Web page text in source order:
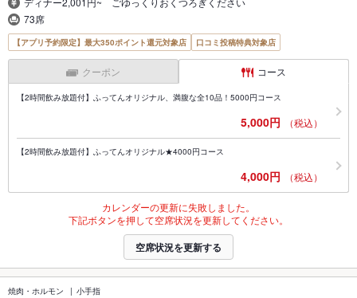
73席
【アプリ予約限定】最大350ポイント還元対象店 口コミ投稿特典対象店
クーポン コース
【2時間飲み放題付】ふってんオリジナル、満腹な全10品！5000円コース
5,000円 （税込）
【2時間飲み放題付】ふってんオリジナル★4000円コース
4,000円 （税込）
カレンダーの更新に失敗しました。
下記ボタンを押して空席状況を更新してください。
空席状況を更新する
焼肉・ホルモン 小手指